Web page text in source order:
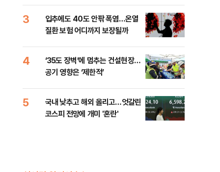
3
입추에도 40도 안팎 폭염…온열
질환 보험 어디까지 보장될까
4
‘35도 장벽’에 멈추는 건설현장…
공기 영향은 ‘제한적’
5
국내 낮추고 해외 올리고…엇갈린
코스피 전망에 개미 '혼란'